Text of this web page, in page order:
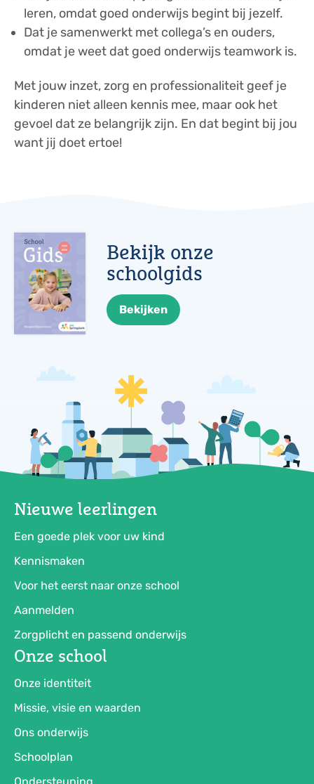
leren, omdat goed onderwijs begint bij jezelf.
Dat je samenwerkt met collega’s en ouders,
omdat je weet dat goed onderwijs teamwork is.
Met jouw inzet, zorg en professionaliteit geef je
kinderen niet alleen kennis mee, maar ook het
gevoel dat ze belangrijk zijn. En dat begint bij jou
want jij doet ertoe!
Bekijk onze
schoolgids
Bekijken
Nieuwe leerlingen
Een goede plek voor uw kind
Kennismaken
Voor het eerst naar onze school
Aanmelden
Zorgplicht en passend onderwijs
Onze school
Onze identiteit
Missie, visie en waarden
Ons onderwijs
Schoolplan